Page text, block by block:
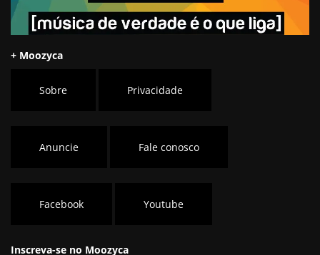
+ Moozyca
Sobre Privacidade
Anuncie Fale conosco
Facebook Youtube
Inscreva-se no Moozyca